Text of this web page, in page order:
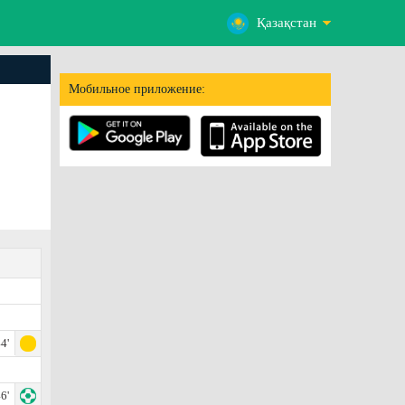
Қазақстан
Мобильное приложение: